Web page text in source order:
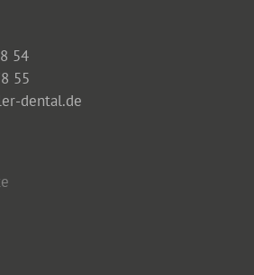
54
55
dental.de